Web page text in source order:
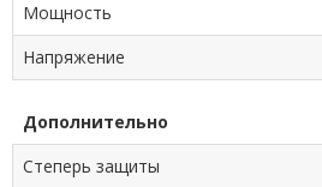
Мощность
Напряжение
Дополнительно
Степерь защиты